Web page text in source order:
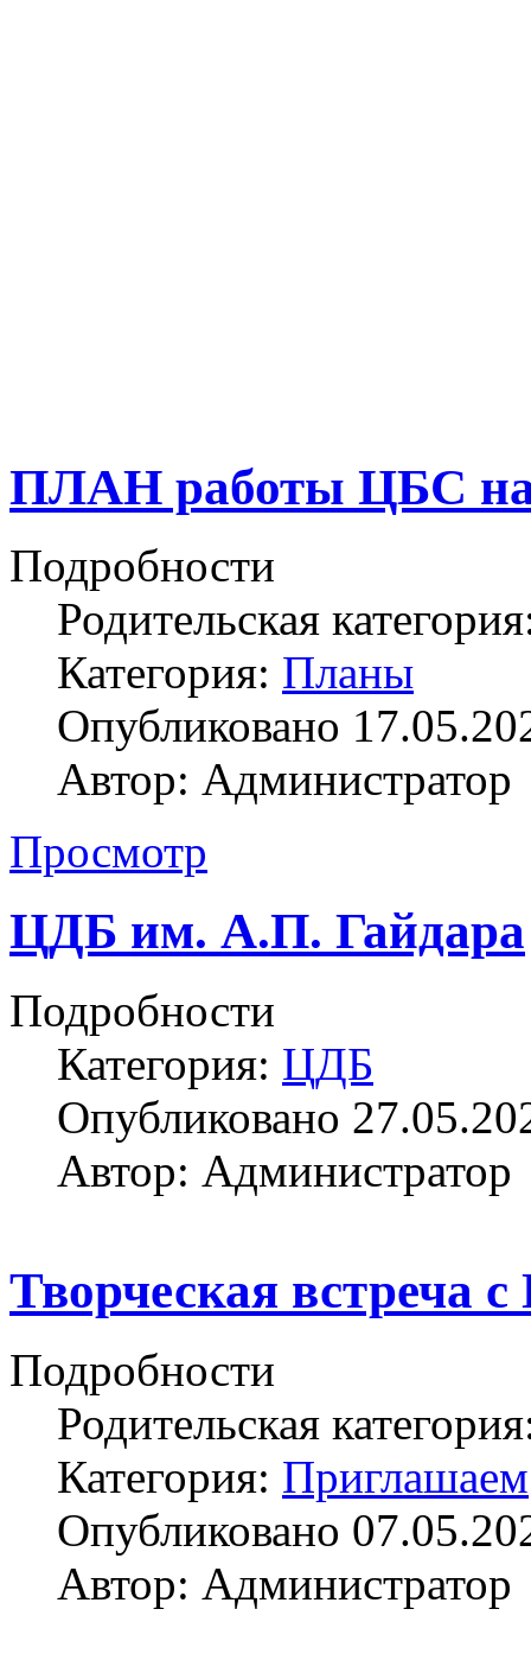
ПЛАН работы ЦБС на
Подробности
Родительская
Категория: Планы
Опубликовано
Автор: Администратор
Просмотр
ЦДБ им. А.П. Гайдара
Подробности
Категория: ЦДБ
Опубликовано
Автор: Администратор
Творческая встреча
Подробности
Родительская
Категория: Приглашаем
Опубликовано
Автор: Администратор